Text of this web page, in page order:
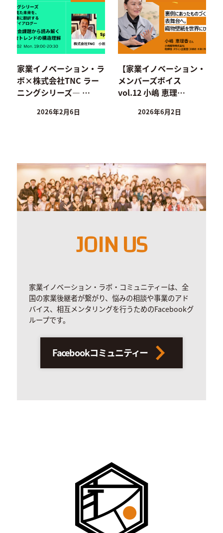
家業イノベーション・ラ
ボ×株式会社TNC ラー
ニングシリーズ― …
2026年2月6日
【家業イノベーション・
メンバーズボイス
vol.12 小嶋 恵理…
2026年6月2日
JOIN US
家業イノベーション・ラボ・コミュニティーは、全
国の家業後継者が繋がり、悩みの相談や事業のアド
バイス、相互メンタリングを行うためのFacebookグ
ループです。
Facebookコミュニティー